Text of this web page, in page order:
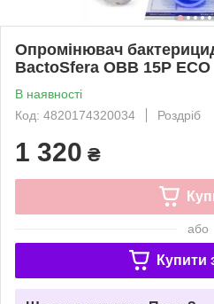
Опромінювач
BactoSfera OBB 15P ECO
В наявності
Код: 4820174320034
Роздріб
1 320 ₴
або
Купити